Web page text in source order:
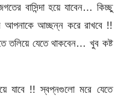
বাসিন্দা হয়ে যাবেন… কিচ্ছু
আপনাকে আচ্ছন্ন করে রাখবে !!
তলিয়ে যেতে থাকবেন… খুব কষ্ট
যাবে !! স্বপ্নগুলো মরে যেতে